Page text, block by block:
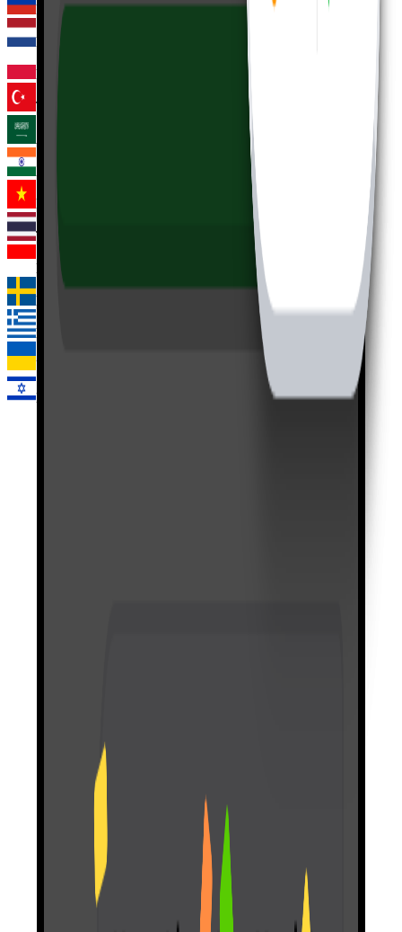
Русский
Нидерландский
Польский
Турецкий
Вьетнамский
Тайский
Индонезийский
Шведский
Греческий
Украинский
Иврит